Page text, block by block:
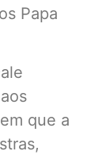
Papa
que a